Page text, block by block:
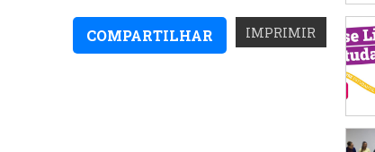
IMPRIMIR
COMPARTILHAR